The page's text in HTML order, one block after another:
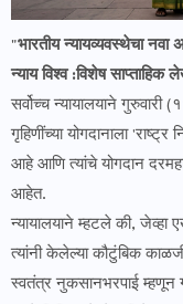
"भारतीय न्यायव्यवस्थेचा नवा
न्याय विश्व :विशेष साप्ताहिक
सर्वोच्च न्यायालयाने
गृहिणींच्या योगदानाला
आहे आणि त्यांचे योगदान
आहेत.
​न्यायालयाने म्हटले की, जेव्हा
त्यांनी केलेल्या कौटुंबिक
स्वतंत्र नुकसानभरपाई म्हणून